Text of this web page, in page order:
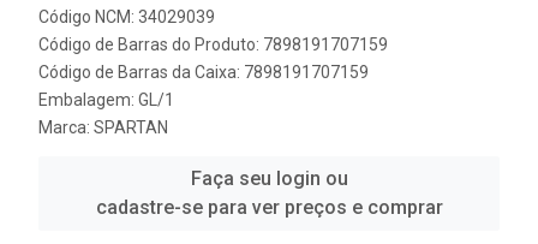
Código NCM: 34029039
Código de Barras do Produto: 7898191707159
Código de Barras da Caixa: 7898191707159
Embalagem: GL/1
Marca: SPARTAN
Faça seu login ou
cadastre-se para ver preços e comprar